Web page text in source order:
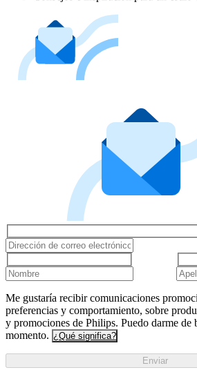
Me gustaría recibir comunicaciones
preferencias y comportamiento, sobre
y promociones de Philips. Puedo darme de
momento. ¿Qué significa?
Enviar